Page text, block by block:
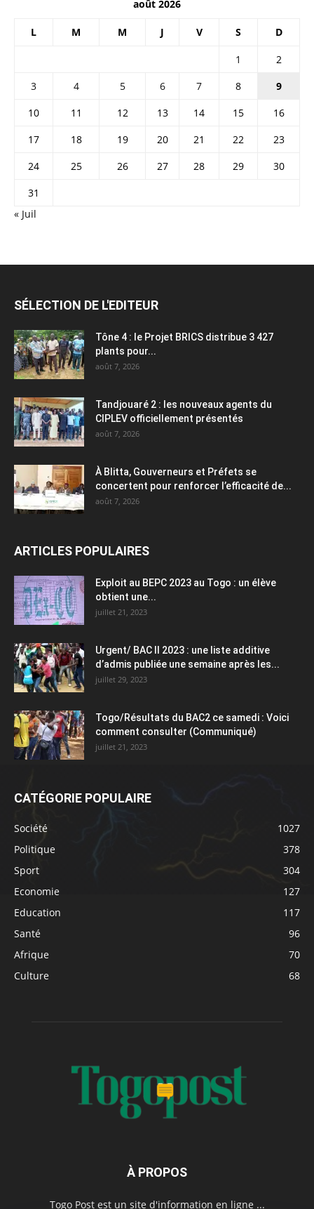
août 2026
L M M J V S D
1
2
3
4 5 6 7 8
9
10
11 12 13 14 15
16
17
18 19 20 21 22
23
24
25 26 27 28 29
30
31
« Juil
SÉLECTION DE L'EDITEUR
Tône 4 : le Projet BRICS distribue 3 427
plants pour...
août 7, 2026
Tandjouaré 2 : les nouveaux agents du
CIPLEV officiellement présentés
août 7, 2026
À Blitta, Gouverneurs et Préfets se
concertent pour renforcer l’efficacité de...
août 7, 2026
ARTICLES POPULAIRES
Exploit au BEPC 2023 au Togo : un élève
obtient une...
juillet 21, 2023
Urgent/ BAC II 2023 : une liste additive
d’admis publiée une semaine après les...
juillet 29, 2023
Togo/Résultats du BAC2 ce samedi : Voici
comment consulter (Communiqué)
juillet 21, 2023
CATÉGORIE POPULAIRE
Société
1027
Politique
378
Sport
304
Economie
127
Education
117
Santé
96
Afrique
70
Culture
68
À PROPOS
Togo Post est un site d'information en ligne ...